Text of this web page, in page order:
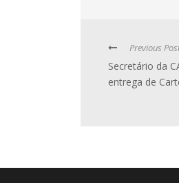
Previous
Secretário da
entrega de